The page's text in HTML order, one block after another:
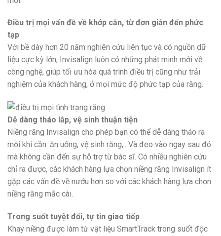
Điều trị mọi vấn đề về khớp cắn, từ đơn giản đến phức
tạp
Với bề dày hơn 20 năm nghiên cứu liên tục và có nguồn dữ
liệu cực kỳ lớn, Invisalign luôn có những phát minh mới về
công nghệ, giúp tối ưu hóa quá trình điều trị cũng như trải
nghiệm của khách hàng, ở mọi mức độ phức tạp của răng.
Dễ dàng tháo lắp, vệ sinh thuận tiện
Niềng răng Invisalign cho phép bạn có thể dễ dàng tháo ra
mỗi khi cần: ăn uống, vệ sinh răng,.. Và đeo vào ngay sau đó
mà không cần đến sự hỗ trợ từ bác sĩ. Có nhiều nghiên cứu
chỉ ra được, các khách hàng lựa chọn niềng răng Invisalign ít
gặp các vấn đề về nướu hơn so với các khách hàng lựa chọn
niềng răng mắc cài.
Trong suốt tuyệt đối, tự tin giao tiếp
Khay niềng được làm từ vật liệu SmartTrack trong suốt độc